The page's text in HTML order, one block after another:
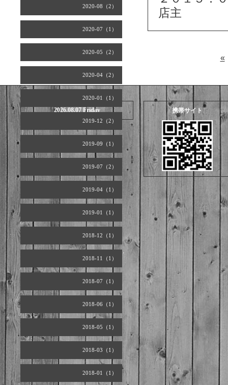
2020-08（2）
2020-07（1）
2020-05（2）
2020-04（2）
2020-01（1）
2019-12（2）
2019-09（1）
2019-07（2）
2019-04（1）
2019-01（1）
2018-12（1）
2018-11（1）
2018-07（1）
2018-06（1）
2018-05（1）
2018-03（1）
2018-01（1）
店主
«
2026.08.07 Friday 携帯サイト